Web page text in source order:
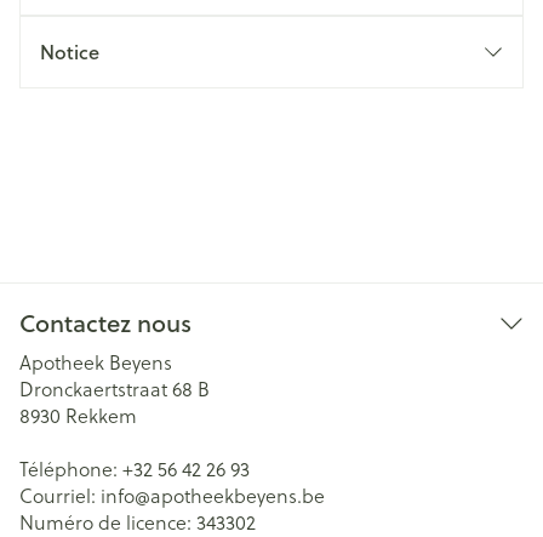
Notice
Contactez nous
Apotheek Beyens
Dronckaertstraat 68 B
8930 Rekkem
Téléphone: +32 56 42 26 93
Courriel: info@apotheekbeyens.be
Numéro de licence: 343302